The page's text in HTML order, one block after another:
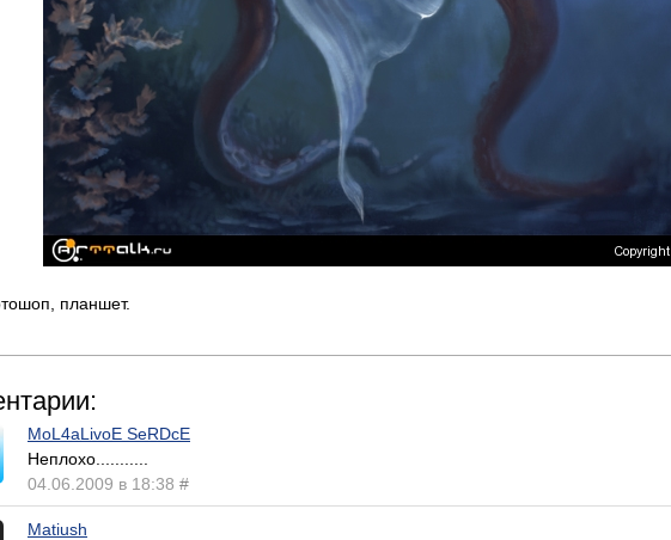
планшет.
MoL4aLivoE SeRDcE
Неплохо...........
04.06.2009 в 18:38 #
Matiush